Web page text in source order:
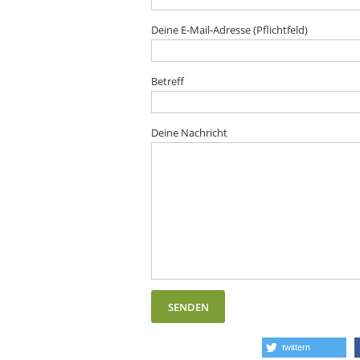
Deine E-Mail-Adresse (Pflichtfeld)
Betreff
Deine Nachricht
twittern